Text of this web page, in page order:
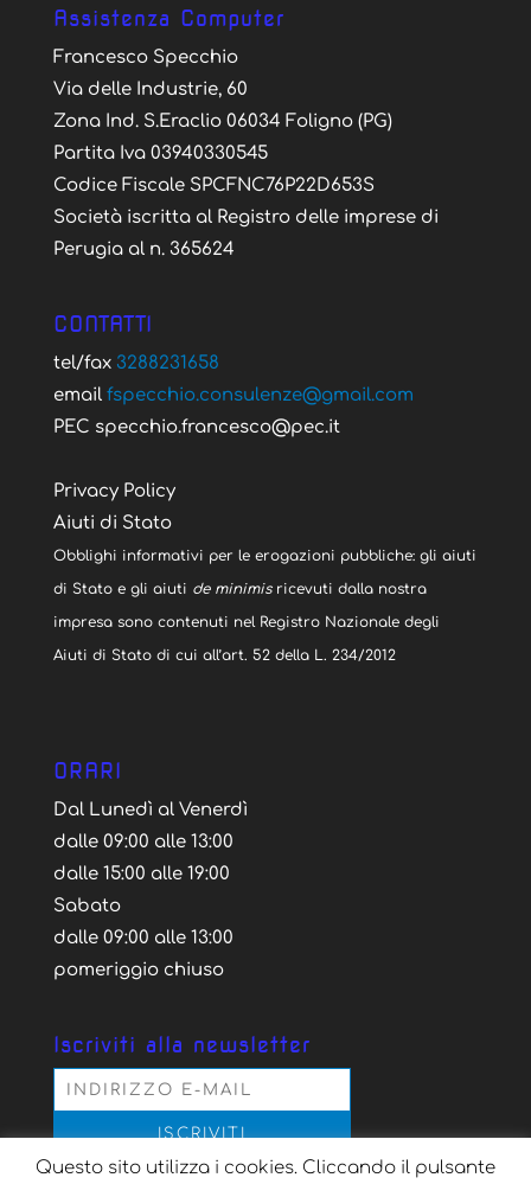
Assistenza Computer
Francesco Specchio
Via delle Industrie, 60
Zona Ind. S.Eraclio 06034 Foligno (PG)
Partita Iva 03940330545
Codice Fiscale SPCFNC76P22D653S
Società iscritta al Registro delle imprese di
Perugia al n. 365624
CONTATTI
tel/fax 3288231658
email fspecchio.consulenze@gmail.com
PEC specchio.francesco@pec.it
Privacy Policy
Aiuti di Stato
Obblighi informativi per le erogazioni pubbliche: gli aiuti
di Stato e gli aiuti de minimisricevuti dalla nostra
impresa sono contenuti nel Registro Nazionale degli
Aiuti di Stato di cui all’art. 52 della L. 234/2012
ORARI
Dal Lunedì al Venerdì
dalle 09:00 alle 13:00
dalle 15:00 alle 19:00
Sabato
dalle 09:00 alle 13:00
pomeriggio chiuso
Iscriviti alla newsletter
Acconsento al trattamento dei dati personali
Questo sito utilizza i cookies. Cliccando il pulsante